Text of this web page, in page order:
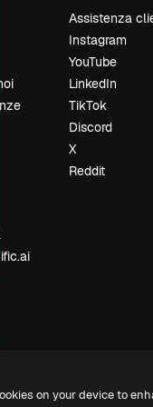
Assistenza
Instagram
YouTube
LinkedIn
TikTok
Discord
X
Reddit
on your device to